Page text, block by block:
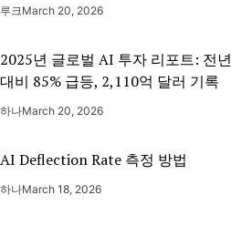
루크 March 20, 2026
2025년 글로벌 AI 투자 리포트: 전년
대비 85% 급등, 2,110억 달러 기록
하나March 20, 2026
AI Deflection Rate 측정 방법
하나March 18, 2026